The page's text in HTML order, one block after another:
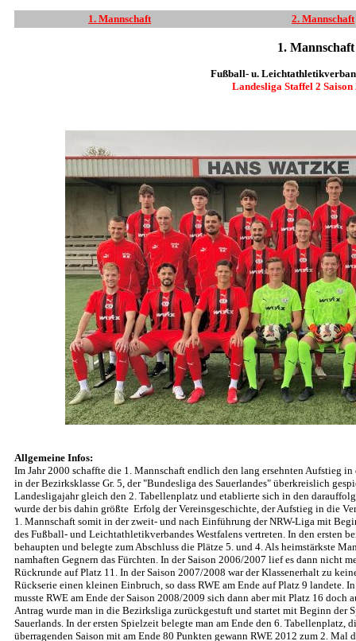
1. Mannschaft 2. Mannschaft
1.
Fußball- u.
Landesliga Staffel 2 Saison
Allgemeine Infos:
Im Jahr 2000 schaffte die 1. Mannschaft endlich den lang ersehnten Aufstieg
in der Bezirksklasse Gr. 5, der "Bundesliga des Sauerlandes" überkreislich
Landesligajahr gleich den 2. Tabellenplatz und etablierte sich in den
wurde der bis dahin größte Erfolg der Vereinsgeschichte, der Aufstieg in die
1. Mannschaft somit in der zweit- und nach Einführung der NRW-Liga mit
des Fußball- und Leichtathletikverbandes Westfalens vertreten. In den ersten
behaupten und belegte zum Abschluss die Plätze 5. und 4. Als heimstärkste
namhaften Gegnern das Fürchten. In der Saison 2006/2007 lief es dann nicht
Rückrunde auf Platz 11. In der Saison 2007/2008 war der Klassenerhalt zu
Rückserie einen kleinen Einbruch, so dass RWE am Ende auf Platz 9 landete.
musste RWE am Ende der Saison 2008/2009 sich dann aber mit Platz 16
Antrag wurde man in die Bezirksliga zurückgestuft und startet mit Beginn der
Sauerlands. In der ersten Spielzeit belegte man am Ende den 6. Tabellenplatz,
überragenden Saison mit am Ende 80 Punkten gewann RWE 2012 zum 2.